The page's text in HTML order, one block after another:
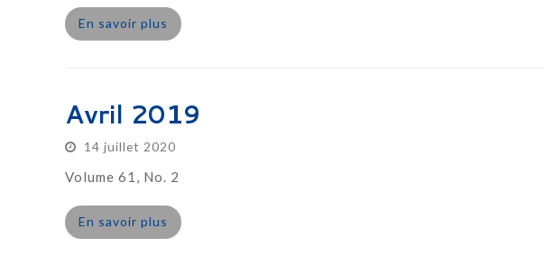
En savoir plus
Avril 2019
14 juillet 2020
Volume 61, No. 2
En savoir plus